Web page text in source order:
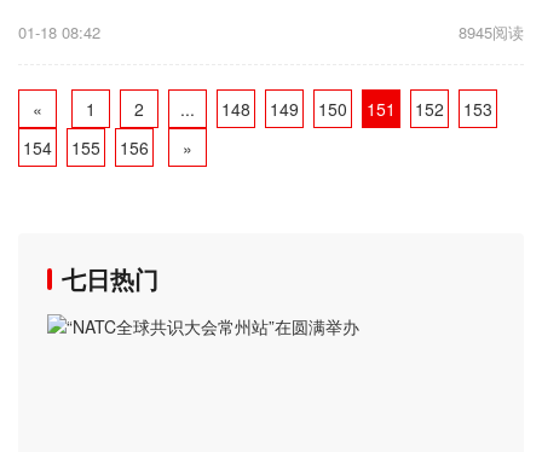
01-18 08:42 8945阅读
« 1 2 ... 148 149 150 151 152
153
154
155 156 »
七日热门